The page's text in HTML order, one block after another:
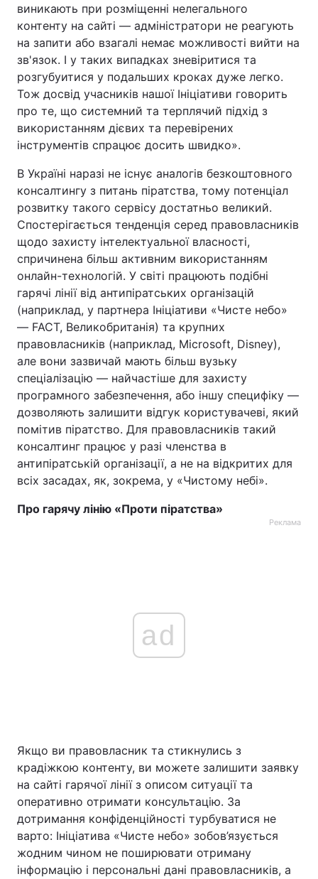
виникають при розміщенні нелегального
контенту на сайті — адміністратори не реагують
на запити або взагалі немає можливості вийти на
зв'язок. І у таких випадках зневіритися та
розгубуитися у подальших кроках дуже легко.
Тож досвід учасників нашої Ініціативи говорить
про те, що системний та терплячий підхід з
використанням дієвих та перевірених
інструментів спрацює досить швидко».
В Україні наразі не існує аналогів безкоштовного
консалтингу з питань піратства, тому потенціал
розвитку такого сервісу достатньо великий.
Спостерігається тенденція серед правовласників
щодо захисту інтелектуальної власності,
спричинена більш активним використанням
онлайн-технологій. У світі працюють подібні
гарячі лінії від антипіратських організацій
(наприклад, у партнера Ініціативи «‎Чисте небо»
— FACT, Великобританія) та крупних
правовласників (наприклад, Microsoft, Disney),
але вони зазвичай мають більш вузьку
спеціалізацію — найчастіше для захисту
програмного забезпечення, або іншу специфіку —
дозволяють залишити відгук користувачеві, який
помітив піратство. Для правовласників такий
консалтинг працює у разі членства в
антипіратській організації, а не на відкритих для
всіх засадах, як, зокрема, у «‎Чистому небі».
Про гарячу лінію «Проти піратства»
Реклама
ad
Якщо ви правовласник та стикнулись з
крадіжкою контенту, ви можете залишити заявку
на сайті гарячої лінії з описом ситуації та
оперативно отримати консультацію. За
дотримання конфіденційності турбуватися не
варто: Ініціатива «Чисте небо» зобов’язується
жодним чином не поширювати отриману
інформацію і персональні дані правовласників, а